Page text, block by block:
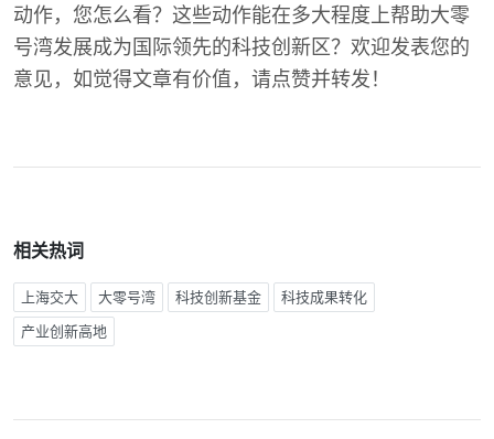
动作，您怎么看？这些动作能在多大程度上帮助大零
号湾发展成为国际领先的科技创新区？欢迎发表您的
意见，如觉得文章有价值，请点赞并转发！
相关热词
上海交大 大零号湾 科技创新基金 科技成果转化
产业创新高地